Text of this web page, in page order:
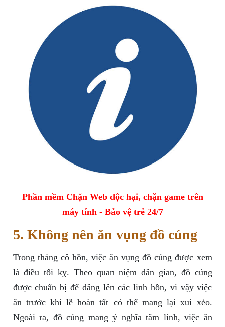
Phần mềm Chặn Web độc hại, chặn game trên
máy tính - Bảo vệ trẻ 24/7
5. Không nên ăn vụng đồ cúng
Trong tháng cô hồn, việc ăn vụng đồ cúng được xem
là điều tối kỵ. Theo quan niệm dân gian, đồ cúng
được chuẩn bị để dâng lên các linh hồn, vì vậy việc
ăn trước khi lễ hoàn tất có thể mang lại xui xẻo.
Ngoài ra, đồ cúng mang ý nghĩa tâm linh, việc ăn